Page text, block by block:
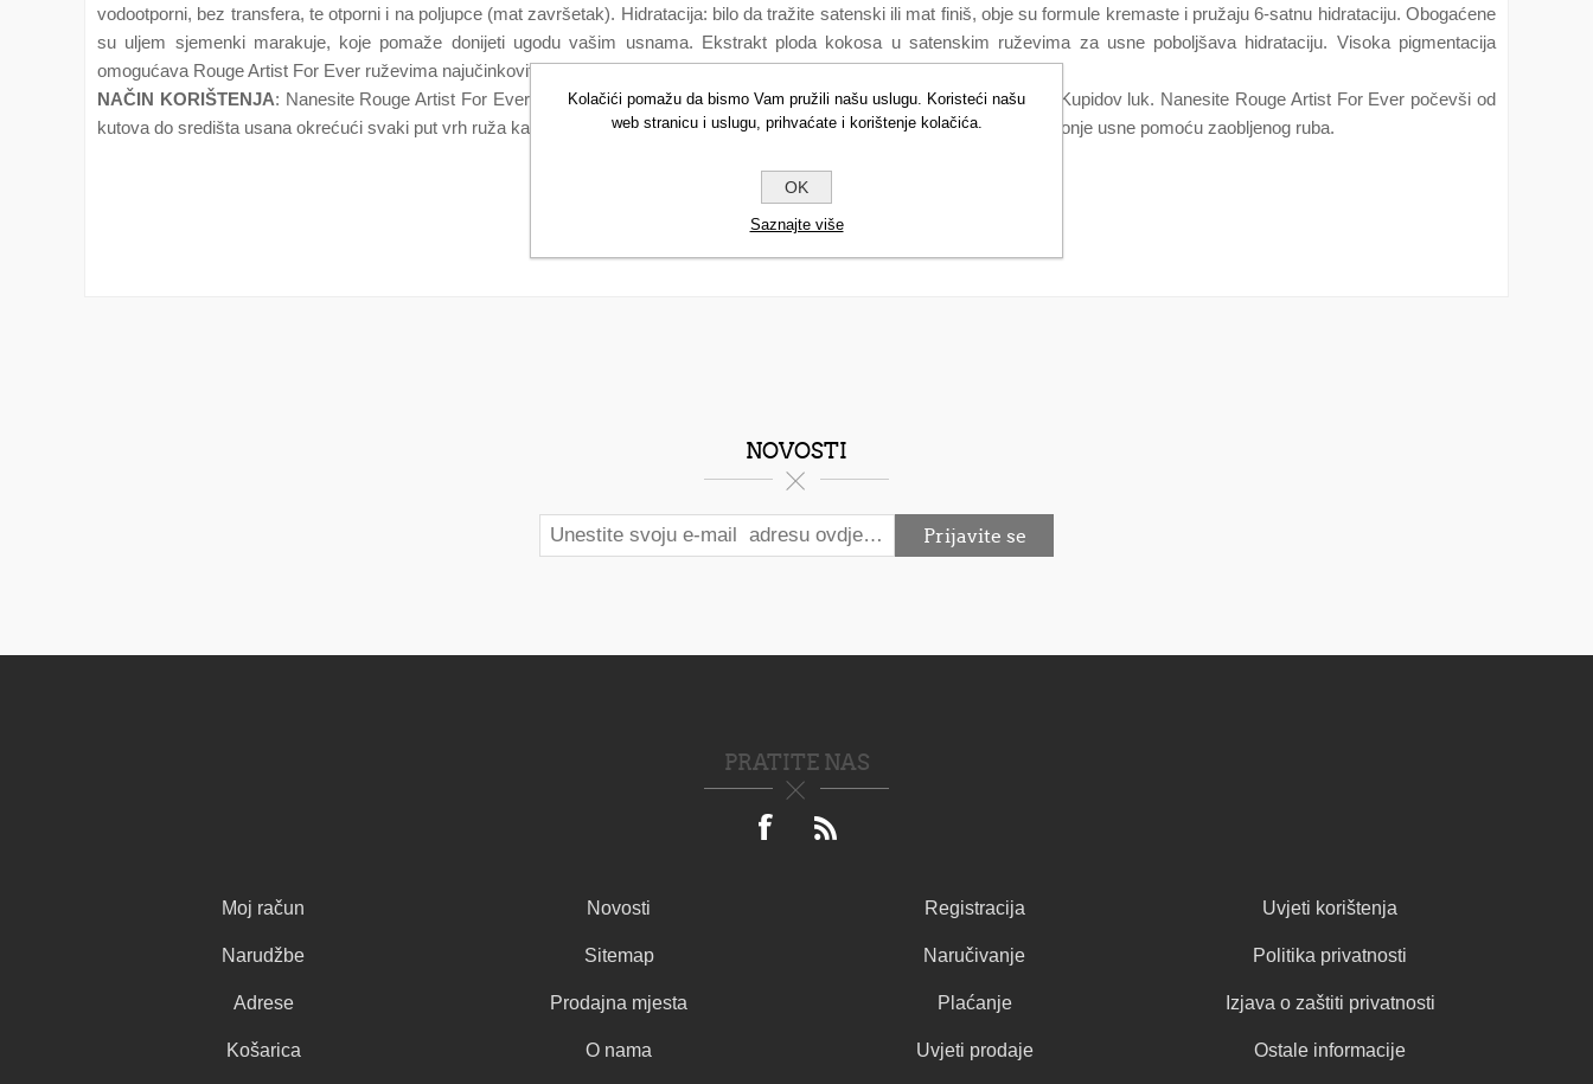
vodootporni, bez transfera, te otporni i na poljupce (mat završetak). Hidratacija: bilo da tražite satenski ili mat finiš, obje su formule kremaste i pružaju 6-satnu hidrataciju. Obogaćene
su uljem sjemenki marakuje, koje pomaže donijeti ugodu vašim usnama. Ekstrakt ploda kokosa u satenskim ruževima za usne poboljšava hidrataciju. Visoka pigmentacija
omogućava Rouge Artist For Ever ruževima najučinkovitiju formulu ikad!
NAČIN KORIŠTENJA: Nanesite Rouge Artist For Ever na središte gornje usne, koristeći oštre rubove kako biste usavršili Kupidov luk. Nanesite Rouge Artist For Ever počevši od
kutova do središta usana okrećući svaki put vrh ruža kako bi odgovarao svakom kutu gornje usne. Nanesite ruž na sredinu donje usne pomoću zaobljenog ruba.
NOVOSTI
PRATITE NAS
Moj račun
Narudžbe
Adrese
Košarica
Novosti
Sitemap
Prodajna mjesta
O nama
Registracija
Naručivanje
Plaćanje
Uvjeti prodaje
Uvjeti korištenja
Politika privatnosti
Izjava o zaštiti privatnosti
Ostale informacije
Kolačići pomažu da bismo Vam pružili našu uslugu. Koristeći našu
web stranicu i uslugu, prihvaćate i korištenje kolačića.
OK
Saznajte više